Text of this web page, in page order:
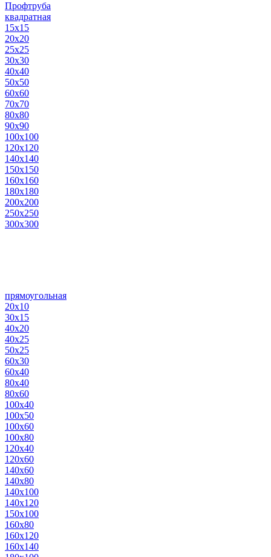
Профтруба
квадратная
15х15
20х20
25х25
30х30
40х40
50х50
60х60
70х70
80х80
90х90
100х100
120х120
140х140
150х150
160х160
180х180
200х200
250х250
300х300
прямоугольная
20х10
30х15
40х20
40х25
50х25
60х30
60х40
80х40
80х60
100х40
100х50
100х60
100х80
120х40
120х60
140х60
140х80
140х100
140х120
150х100
160х80
160х120
160х140